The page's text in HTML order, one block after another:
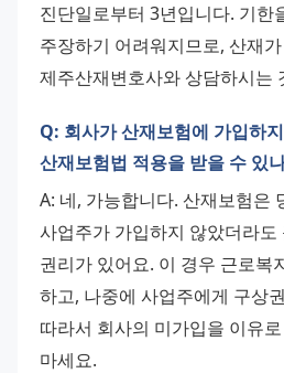
진단일로부터 3년입니다. 기한
주장하기 어려워지므로, 산재
제주산재변호사와 상담하시는
Q: 회사가 산재보험에 가입하
산재보험법 적용을 받을 수 있
A: 네, 가능합니다. 산재보험은
사업주가 가입하지 않았더라도
권리가 있어요. 이 경우 근로복
하고, 나중에 사업주에게 구상
따라서 회사의 미가입을 이유
마세요.